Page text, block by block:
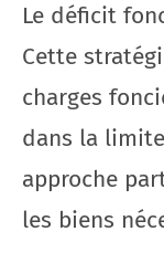
Le déficit
Cette
charges
dans la
approche
les biens